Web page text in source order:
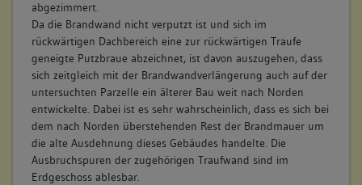
abgezimmert.
Da die Brandwand nicht verputzt ist und sich im
rückwärtigen Dachbereich eine zur rückwärtigen Traufe
geneigte Putzbraue abzeichnet, ist davon auszugehen, dass
sich zeitgleich mit der Brandwandverlängerung auch auf der
untersuchten Parzelle ein älterer Bau weit nach Norden
entwickelte. Dabei ist es sehr wahrscheinlich, dass es sich bei
dem nach Norden überstehenden Rest der Brandmauer um
die alte Ausdehnung dieses Gebäudes handelte. Die
Ausbruchspuren der zugehörigen Traufwand sind im
Erdgeschoss ablesbar.